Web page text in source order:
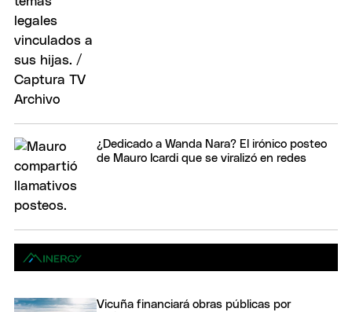
¿Dedicado a Wanda Nara? El irónico posteo
de Mauro Icardi que se viralizó en redes
Vicuña financiará obras públicas por